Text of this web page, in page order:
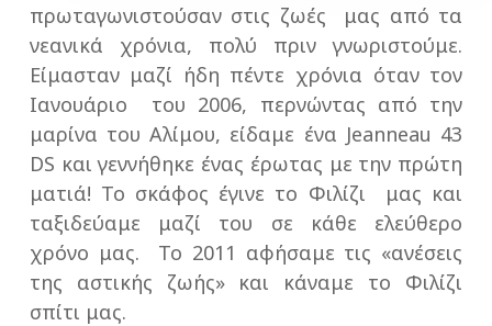
πρωταγωνιστούσαν στις ζωές μας από τα
νεανικά χρόνια, πολύ πριν γνωριστούμε.
Είμασταν μαζί ήδη πέντε χρόνια όταν τον
Ιανουάριο του 2006, περνώντας από την
μαρίνα του Αλίμου, είδαμε ένα Jeanneau 43
DS και γεννήθηκε ένας έρωτας με την πρώτη
ματιά! Το σκάφος έγινε το Φιλίζι μας και
ταξιδεύαμε μαζί του σε κάθε ελεύθερο
χρόνο μας. Το 2011 αφήσαμε τις «ανέσεις
της αστικής ζωής» και κάναμε το Φιλίζι
σπίτι μας.